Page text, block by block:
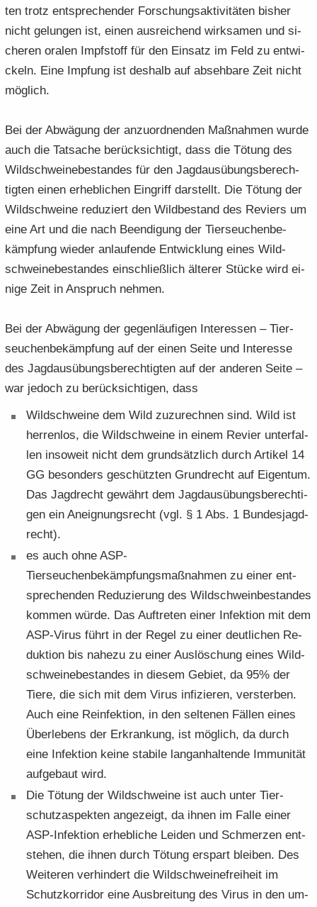
ten trotz ent­spre­chen­der For­schungs­ak­ti­vi­tä­ten bis­her
nicht ge­lun­gen ist, einen aus­rei­chend wirk­sa­men und si­
che­ren ora­len Impf­stoff für den Ein­satz im Feld zu ent­wi­
ckeln. Eine Imp­fung ist des­halb auf ab­seh­ba­re Zeit nicht
mög­lich.
Bei der Ab­wä­gung der an­zu­ord­nen­den Maß­nah­men wurde
auch die Tat­sa­che be­rück­sich­tigt, dass die Tö­tung des
Wild­schwei­ne­be­stan­des für den Jagd­aus­übungs­be­rech­
tig­ten einen er­heb­li­chen Ein­griff dar­stellt. Die Tö­tung der
Wild­schwei­ne re­du­ziert den Wild­be­stand des Re­viers um
eine Art und die nach Be­en­di­gung der Tier­seu­chen­be­
kämp­fung wie­der an­lau­fen­de Ent­wick­lung eines Wild­
schwei­ne­be­stan­des ein­schließ­lich äl­te­rer Stü­cke wird ei­
ni­ge Zeit in An­spruch neh­men.
Bei der Ab­wä­gung der ge­gen­läu­fi­gen In­ter­es­sen – Tier­
seu­chen­be­kämp­fung auf der einen Seite und In­ter­es­se
des Jagd­aus­übungs­be­rech­tig­ten auf der an­de­ren Seite –
war je­doch zu be­rück­sich­ti­gen, dass
Wild­schwei­ne dem Wild zu­zu­rech­nen sind. Wild ist
her­ren­los, die Wild­schwei­ne in einem Re­vier un­ter­fal­
len in­so­weit nicht dem grund­sätz­lich durch Ar­ti­kel 14
GG be­son­ders ge­schütz­ten Grund­recht auf Ei­gen­tum.
Das Jagd­recht ge­währt dem Jagd­aus­übungs­be­rech­ti­
gen ein An­eig­nungs­recht (vgl. § 1 Abs. 1 Bun­des­jagd­
recht).
es auch ohne ASP-​
Tierseuchenbekämpfungsmaßnahmen zu einer ent­
spre­chen­den Re­du­zie­rung des Wild­schwein­be­stan­des
kom­men würde. Das Auf­tre­ten einer In­fek­ti­on mit dem
ASP-​Virus führt in der Regel zu einer deut­li­chen Re­
duk­ti­on bis na­he­zu zu einer Aus­lö­schung eines Wild­
schwei­ne­be­stan­des in die­sem Ge­biet, da 95% der
Tiere, die sich mit dem Virus in­fi­zie­ren, verster­ben.
Auch eine Re­infek­ti­on, in den sel­te­nen Fäl­len eines
Über­le­bens der Er­kran­kung, ist mög­lich, da durch
eine In­fek­ti­on keine sta­bi­le lang­an­hal­ten­de Im­mu­ni­tät
auf­ge­baut wird.
Die Tö­tung der Wild­schwei­ne ist auch unter Tier­
schutz­aspek­ten an­ge­zeigt, da ihnen im Falle einer
ASP-​Infektion er­heb­li­che Lei­den und Schmer­zen ent­
ste­hen, die ihnen durch Tö­tung er­spart blei­ben. Des
Wei­te­ren ver­hin­dert die Wild­schwei­ne­frei­heit im
Schutz­kor­ri­dor eine Aus­brei­tung des Virus in den um­